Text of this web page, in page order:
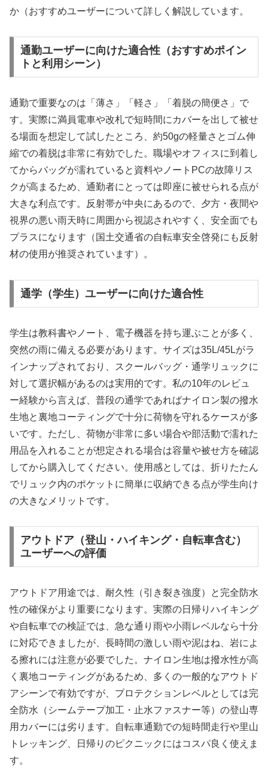
か（おすすめユーザーについて詳しく解説しています。
通勤ユーザーに向けた適合性（おすすめポイン
トと利用シーン）
通勤で重要なのは「薄さ」「軽さ」「着脱の簡便さ」で
す。実際に満員電車や改札で短時間にカバーを出して被せ
る場面を想定して試したところ、約50gの軽量さとゴム伸
縮での着脱は非常に有効でした。職場やオフィスに到着し
てからバッグが濡れていると資料やノートPCの故障リス
クが高まるため、通勤者にとっては即座に被せられる点が
大きな利点です。反射帯が中央にあるので、夕方・夜間や
視界の悪い雨天時に周囲から視認されやすく、安全面でも
プラスになります（国土交通省の自転車安全啓発にも反射
材の使用が推奨されています）。
通学（学生）ユーザーに向けた適合性
学生は教科書やノート、電子機器を持ち運ぶことが多く、
突然の雨に備える必要があります。サイズは35L/45Lがラ
インナップされており、スクールバッグ・通学リュックに
対して選択幅があるのは実用的です。私の10年のレビュ
ー経験から言えば、普段の通学であればナイロン製の撥水
生地と裏地コーティングで十分に荷物を守れるケースが多
いです。ただし、荷物が非常に多い場合や部活動で濡れた
用品を入れることが想定される場合は容量や被せ方を確認
してから購入してください。使用感としては、折りたたん
でリュック内のポケットに簡単に収納できる点が学生向け
の大きなメリットです。
アウトドア（登山・ハイキング・自転車含む）
ユーザーへの評価
アウトドア用途では、耐久性（引き裂き強度）と完全防水
性の確保がより重要になります。実際の日帰りハイキング
や自転車での検証では、急な通り雨や小雨レベルなら十分
に対応できましたが、長時間の激しい雨や泥はね、岩によ
る擦れには注意が必要でした。ナイロン生地は撥水性が高
く裏地コーティングがあるため、多くの一般的なアウトド
アシーンで有効ですが、プロテクションレベルとしては完
全防水（シームテープ加工・止水ファスナー等）の登山専
用カバーには劣ります。自転車通勤での短時間走行や里山
トレッキング、日帰りのピクニックにはコスパ良く使えま
す。